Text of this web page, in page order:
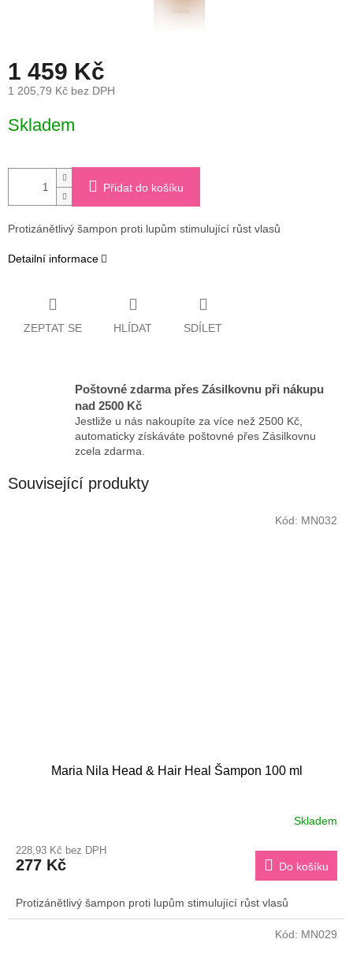
1 459 Kč
1 205,79 Kč bez DPH
cena:
Skladem
Přidat do košíku
Protizánětlivý šampon proti lupům stimulující růst vlasů
Detailní informace
ZEPTAT SE HLÍDAT SDÍLET
Poštovné zdarma přes Zásilkovnu při nákupu
nad 2500 Kč
Jestliže u nás nakoupíte za více než 2500 Kč,
automaticky získáváte poštovné přes Zásilkovnu
zcela zdarma.
Související produkty
Maria Nila Head & Hair Heal Šampon 100 ml
Skladem
228,93 Kč bez DPH
277 Kč Do košíku
Protizánětlivý šampon proti lupům stimulující růst vlasů
Kód: MN032
Kód: MN029